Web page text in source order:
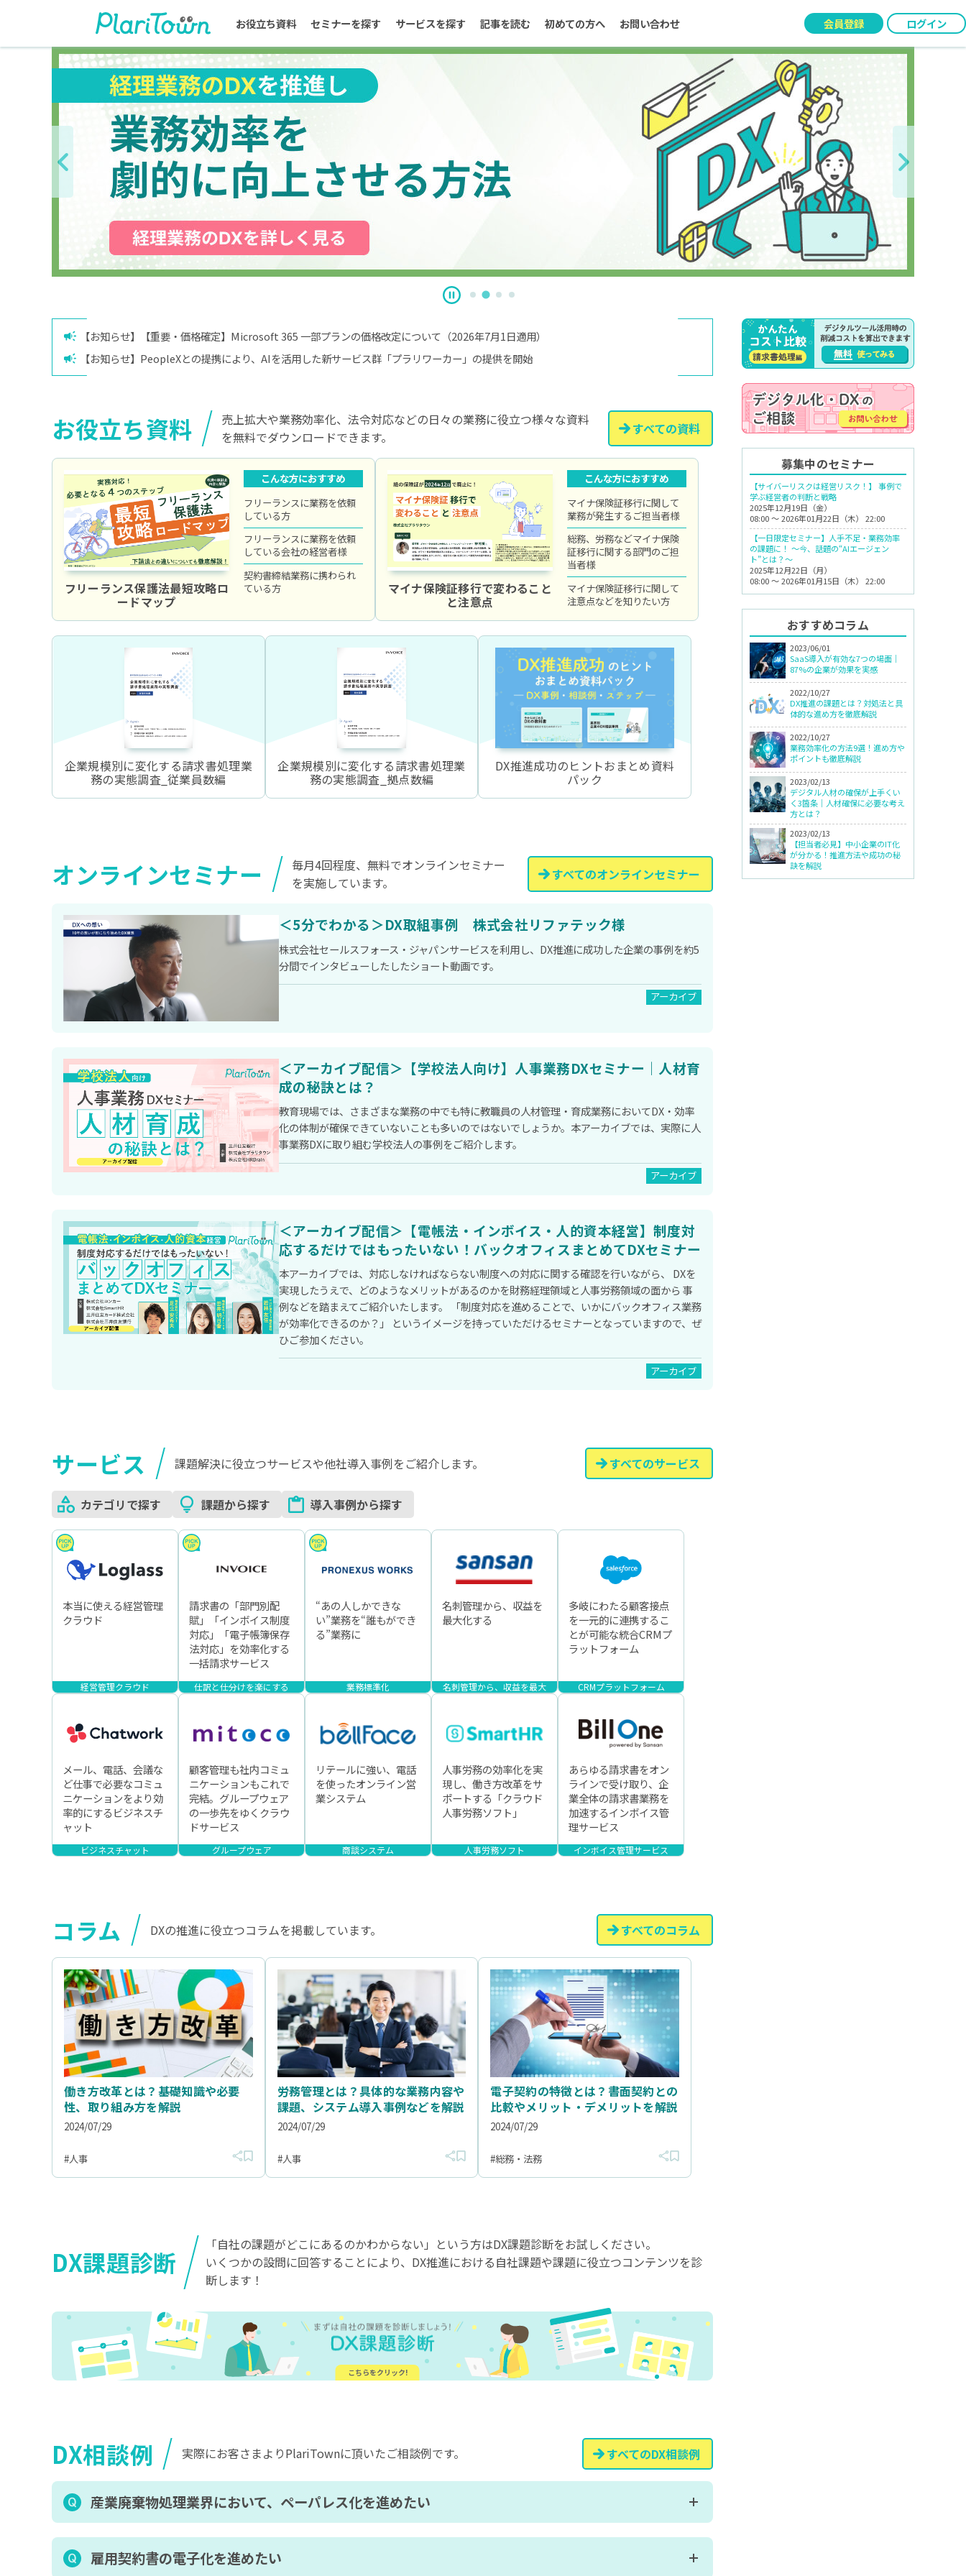
お役立ち資料 セミナーを探す サービスを探す 記事を読む 初めての方へ お問い合わせ 会員登録 ログイン
【お知らせ】【重要・価格確定】Microsoft 365 一部プランの価格改定について（2026年7月1日適用）
【お知らせ】PeopleXとの提携により、AIを活用した新サービス群「プラリワーカー」の提供を開始
お役立ち資料
売上拡大や業務効率化、法令対応などの日々の業務に役立つ様々な資料
を無料でダウンロードできます。
すべての資料
フリーランス保護法最短攻略ロ
ードマップ
こんな方におすすめ
フリーランスに業務を依頼
している方
フリーランスに業務を依頼
している会社の経営者様
契約書締結業務に携わられ
ている方
マイナ保険証移行で変わること
と注意点
こんな方におすすめ
マイナ保険証移行に関して
業務が発生するご担当者様
総務、労務などマイナ保険
証移行に関する部門のご担
当者様
マイナ保険証移行に関して
注意点などを知りたい方
企業規模別に変化する請求書処理業
務の実態調査_従業員数編
企業規模別に変化する請求書処理業
務の実態調査_拠点数編
DX推進成功のヒントおまとめ資料
パック
オンラインセミナー
毎月4回程度、無料でオンラインセミナー
を実施しています。
すべてのオンラインセミナー
＜5分でわかる＞DX取組事例 株式会社リファテック様
株式会社セールスフォース・ジャパンサービスを利用し、DX推進に成功した企業の事例を約5
分間でインタビューしたしたショート動画です。
アーカイブ
＜アーカイブ配信＞【学校法人向け】人事業務DXセミナー｜人材育
成の秘訣とは？
教育現場では、さまざまな業務の中でも特に教職員の人材管理・育成業務においてDX・効率
化の体制が確保できていないことも多いのではないでしょうか。本アーカイブでは、実際に人
事業務DXに取り組む学校法人の事例をご紹介します。
アーカイブ
＜アーカイブ配信＞【電帳法・インボイス・人的資本経営】制度対
応するだけではもったいない！バックオフィスまとめてDXセミナー
本アーカイブでは、対応しなければならない制度への対応に関する確認を行いながら、 DXを
実現したうえで、どのようなメリットがあるのかを財務経理領域と人事労務領域の面から 事
例などを踏まえてご紹介いたします。 「制度対応を進めることで、いかにバックオフィス業務
が効率化できるのか？」 というイメージを持っていただけるセミナーとなっていますので、ぜ
ひご参加ください。
アーカイブ
サービス 課題解決に役立つサービスや他社導入事例をご紹介します。 すべてのサービス
カテゴリで探す 課題から探す 導入事例から探す
本当に使える経営管理
クラウド
経営管理クラウド
請求書の「部門別配
賦」「インボイス制度
対応」「電子帳簿保存
法対応」を効率化する
一括請求サービス
仕訳と仕分けを楽にする
“あの人しかできな
い”業務を“誰もができ
る”業務に
業務標準化
名刺管理から、収益を
最大化する
名刺管理から、収益を最大
多岐にわたる顧客接点
を一元的に連携するこ
とが可能な統合CRMプ
ラットフォーム
CRMプラットフォーム
メール、電話、会議な
ど仕事で必要なコミュ
ニケーションをより効
率的にするビジネスチ
ャット
ビジネスチャット
顧客管理も社内コミュ
ニケーションもこれで
完結。グループウェア
の一歩先をゆくクラウ
ドサービス
グループウェア
リテールに強い、電話
を使ったオンライン営
業システム
商談システム
人事労務の効率化を実
現し、働き方改革をサ
ポートする「クラウド
人事労務ソフト」
人事労務ソフト
あらゆる請求書をオン
ラインで受け取り、企
業全体の請求書業務を
加速するインボイス管
理サービス
インボイス管理サービス
コラム DXの推進に役立つコラムを掲載しています。 すべてのコラム
働き方改革とは？基礎知識や必要
性、取り組み方を解説
2024/07/29
人事
労務管理とは？具体的な業務内容や
課題、システム導入事例などを解説
2024/07/29
人事
電子契約の特徴とは？書面契約との
比較やメリット・デメリットを解説
2024/07/29
総務・法務
DX課題診断
「自社の課題がどこにあるのかわからない」という方はDX課題診断をお試しください。
いくつかの設問に回答することにより、DX推進における自社課題や課題に役立つコンテンツを診
断します！
こちらをクリック!
DX相談例 実際にお客さまよりPlariTownに頂いたご相談例です。 すべてのDX相談例
産業廃棄物処理業界において、ペーパレス化を進めたい
雇用契約書の電子化を進めたい
募集中のセミナー
【サイバーリスクは経営リスク！】 事例で
学ぶ経営者の判断と戦略
2025年12月19日（金）
08:00 ～ 2026年01月22日（木） 22:00
【一日限定セミナー】人手不足・業務効率
の課題に！ 〜今、話題の“AIエージェン
ト”とは？〜
2025年12月22日（月）
08:00 ～ 2026年01月15日（木） 22:00
おすすめコラム
2023/06/01
SaaS導入が有効な7つの場面｜
87%の企業が効果を実感
2022/10/27
DX推進の課題とは？対処法と具
体的な進め方を徹底解説
2022/10/27
業務効率化の方法9選！進め方や
ポイントも徹底解説
2023/02/13
デジタル人材の確保が上手くい
く3箇条｜人材確保に必要な考え
方とは？
2023/02/13
【担当者必見】中小企業のIT化
が分かる！推進方法や成功の秘
訣を解説